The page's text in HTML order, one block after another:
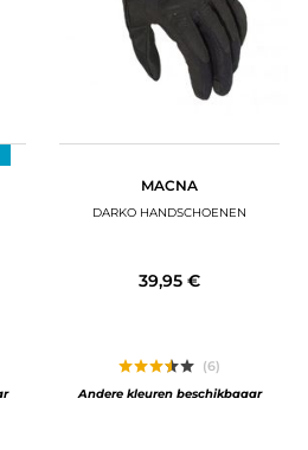
EN GOEDE DEALS
MACNA
DARKO HANDSCHOENEN
39,95 €
(6)
Andere kleuren beschikbaaar